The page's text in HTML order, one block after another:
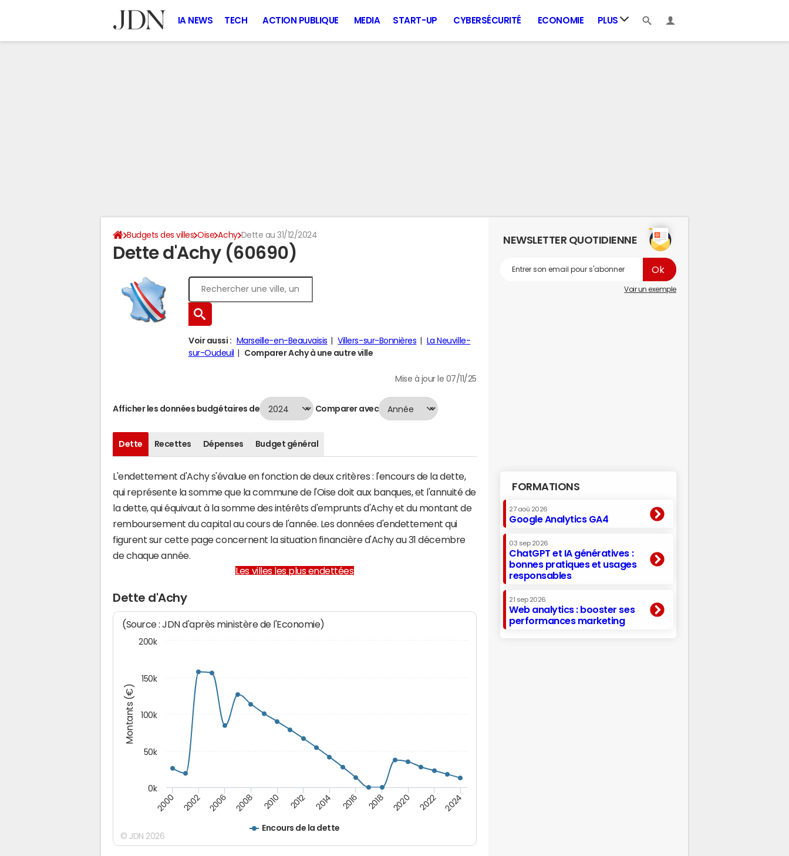
IA NEWS TECH ACTION PUBLIQUE MEDIA START-UP CYBERSÉCURITÉ ECONOMIE PLUS
Budgets des villes Oise Achy Dette au 31/12/2024
Dette d'Achy (60690)
Voir aussi : Marseille-en-Beauvaisis Villers-sur-Bonnières
La Neuville-
sur-Oudeuil
Comparer Achy à une autre ville
Mise à jour le 07/11/25
Afficher les données budgétaires de Comparer avec
Dette Recettes Dépenses Budget général
L'endettement d'Achy s'évalue en fonction de deux critères : l'encours de la dette,
qui représente la somme que la commune de l'Oise doit aux banques, et l'annuité de
la dette, qui équivaut à la somme des intérêts d'emprunts d'Achy et du montant de
remboursement du capital au cours de l'année. Les données d'endettement qui
figurent sur cette page concernent la situation financière d'Achy au 31 décembre
de chaque année.
Les villes les plus endettées
Dette d'Achy
Montants (€)
(Source : JDN d'après ministère de l'Economie)
Encours de la dette
2000 2002 2006 2008 2010 2012 2014 2016 2018 2020 2022 2024
0k
50k
100k
150k
200k
© JDN 2026
NEWSLETTER QUOTIDIENNE
Voir un exemple
FORMATIONS
27 aoû 2026
Google Analytics GA4
03 sep 2026
ChatGPT et IA génératives :
bonnes pratiques et usages
responsables
21 sep 2026
Web analytics : booster ses
performances marketing